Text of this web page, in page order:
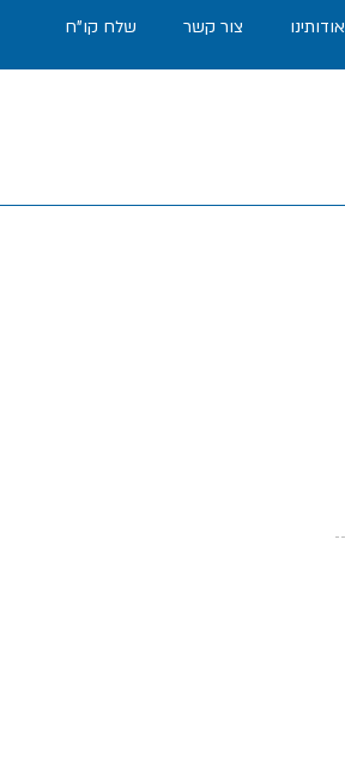
אודותינו צור קשר שלח קו"ח